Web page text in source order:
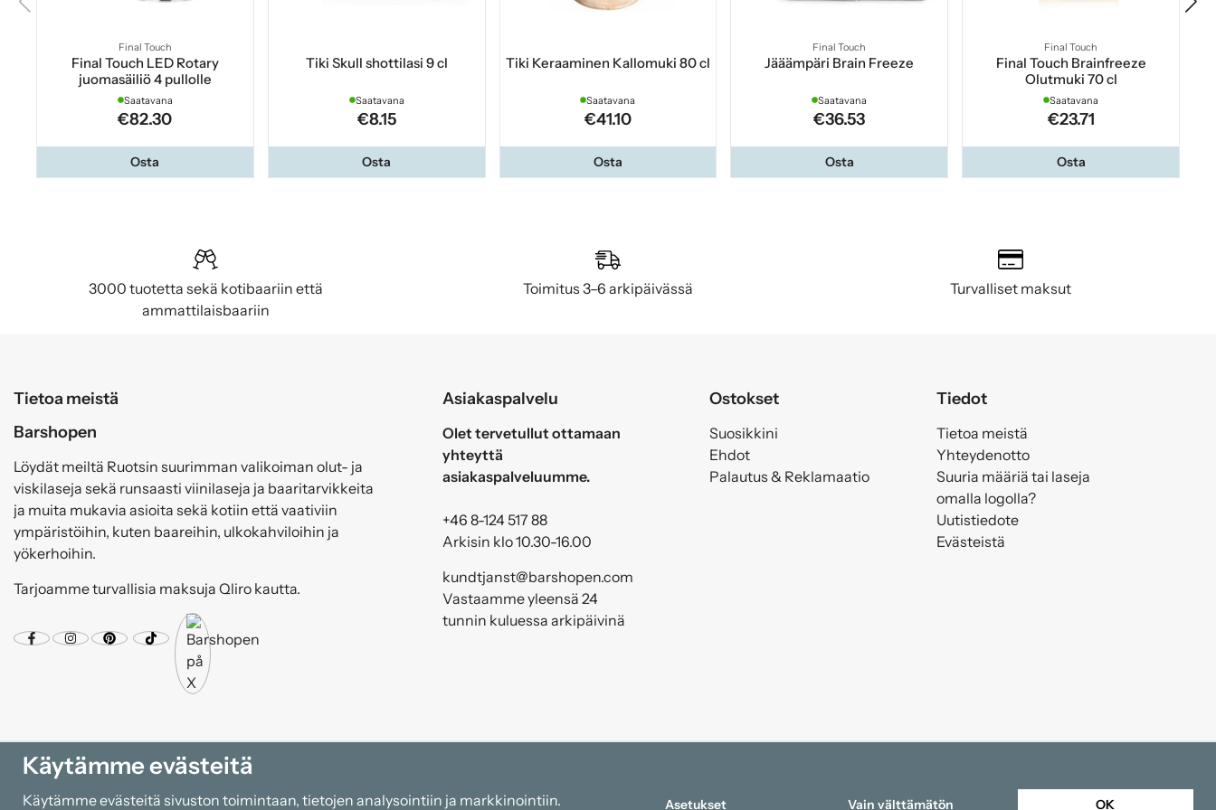
Final Touch
Final Touch LED Rotary
juomasäiliö 4 pullolle
Saatavana
€82.30
Osta
Tiki Skull shottilasi 9 cl
Saatavana
€8.15
Osta
Tiki Keraaminen Kallomuki 80 cl
Saatavana
€41.10
Osta
Final Touch
Jääämpäri Brain Freeze
Saatavana
€36.53
Osta
Final Touch
Final Touch Brainfreeze
Olutmuki 70 cl
Saatavana
€23.71
Osta
3000 tuotetta sekä kotibaariin että
ammattilaisbaariin
Toimitus 3–6 arkipäivässä Turvalliset maksut
Tietoa meistä
Barshopen
Löydät meiltä Ruotsin suurimman valikoiman olut- ja
viskilaseja sekä runsaasti viinilaseja ja baaritarvikkeita
ja muita mukavia asioita sekä kotiin että vaativiin
ympäristöihin, kuten baareihin, ulkokahviloihin ja
yökerhoihin.
Tarjoamme turvallisia maksuja Qliro kautta.
Asiakaspalvelu
Olet tervetullut ottamaan
yhteyttä
asiakaspalveluumme.
+46 8-124 517 88
Arkisin klo 10.30-16.00
kundtjanst@barshopen.com
Vastaamme yleensä 24
tunnin kuluessa arkipäivinä
Ostokset
Suosikkini
Ehdot
Palautus & Reklamaatio
Tiedot
Tietoa meistä
Yhteydenotto
Suuria määriä tai laseja
omalla logolla?
Uutistiedote
Evästeistä
Käytämme evästeitä
Käytämme evästeitä sivuston toimintaan, tietojen analysointiin ja markkinointiin. Asetukset Vain välttämätön OK